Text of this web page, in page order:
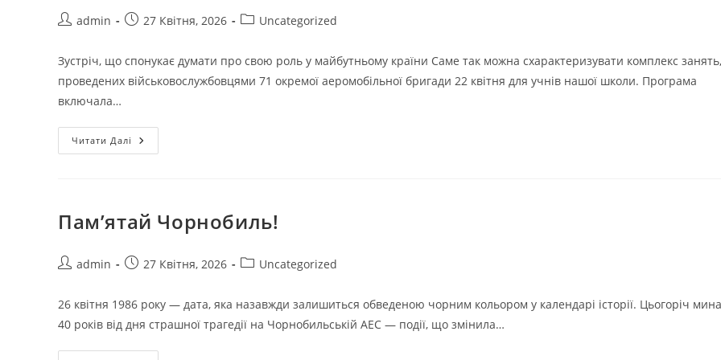
admin 27 Квітня, 2026 Uncategorized
Зустріч, що спонукає думати про свою роль у майбутньому країни Саме так можна схарактеризувати комплекс занять,
проведених військовослужбовцями 71 окремої аеромобільної бригади 22 квітня для учнів нашої школи. Програма
включала…
Читати Далі
Пам’ятай Чорнобиль!
admin 27 Квітня, 2026 Uncategorized
26 квітня 1986 року — дата, яка назавжди залишиться обведеною чорним кольором у календарі історії. Цьогоріч
40 років від дня страшної трагедії на Чорнобильській АЕС — події, що змінила…